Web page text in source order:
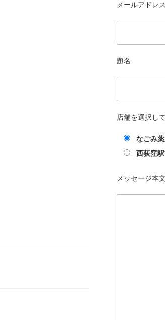
メールアドレ
題名
店舗を選択し
なごみ
西荻窪
メッセージ本文